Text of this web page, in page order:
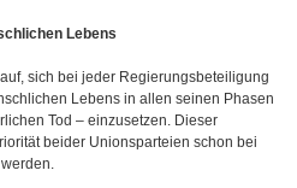
Lebens
sich bei jeder Regierungsbeteiligung
Lebens in allen seinen Phasen
Tod – einzusetzen. Dieser
beider Unionsparteien schon bei